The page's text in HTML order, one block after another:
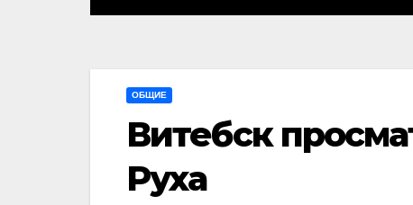
ОБЩИЕ
Витебск
Руха